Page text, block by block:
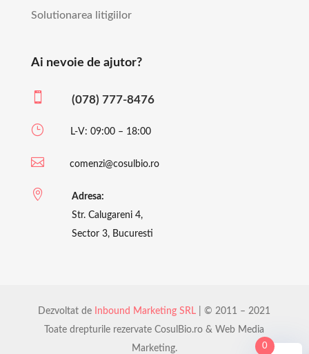
Solutionarea litigiilor
Ai nevoie de ajutor?
 (078) 777-8476
} L-V: 09:00 – 18:00
 comenzi@cosulbio.ro

Adresa:
Str. Calugareni 4,
Sector 3, Bucuresti
Dezvoltat de Inbound Marketing SRL | © 2011 – 2021
Toate drepturile rezervate CosulBio.ro & Web Media
Marketing.
0